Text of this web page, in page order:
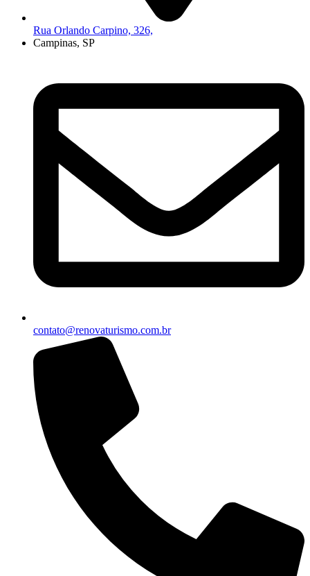
Rua Orlando Carpino, 326,
Campinas, SP
contato@renovaturismo.com.br